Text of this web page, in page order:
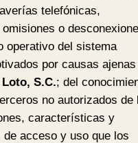
telefónicas,
o
operativo del sistema
por causas ajenas
S.C.; del
no autorizados de
características y
acceso y uso que los